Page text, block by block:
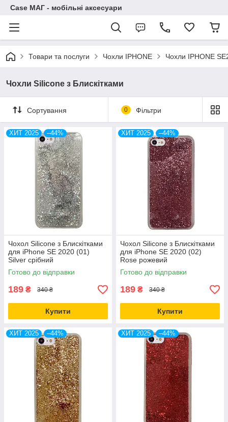
Case МАГ - мобільні аксесуари
Товари та послуги Чохли IPHONE Чохли IPHONE
Чохли Silicone з Блискітками
Сортування 0 Фільтри
ХИТ 2025 –44%
Чохол Silicone з Блискітками
для iPhone SE 2020 (01)
Silver срібний
Готово до відправки
189 ₴ 340 ₴
Купити
ХИТ 2025 –44%
Чохол Silicone з Блискітками
для iPhone SE 2020 (02)
Rose рожевий
Готово до відправки
189 ₴ 340 ₴
Купити
ХИТ 2025 –44% ХИТ 2025 –44%